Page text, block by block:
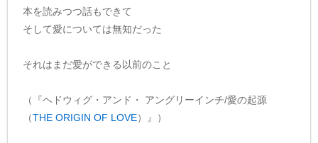
本を読みつつ話もできて
そして愛については無知だった
それはまだ愛ができる以前のこと
（『ヘドウィグ・アンド・ アングリーインチ/愛の起源
（THE ORIGIN OF LOVE）』）